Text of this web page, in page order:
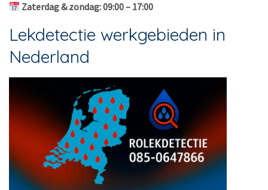
Zaterdag & zondag: 09:00 – 17:00
Lekdetectie werkgebieden in
Nederland